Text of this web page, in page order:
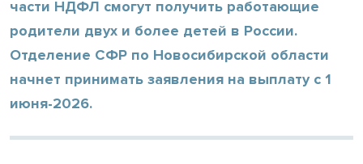
части НДФЛ смогут получить работающие
родители двух и более детей в России.
Отделение СФР по Новосибирской области
начнет принимать заявления на выплату с 1
июня-2026.